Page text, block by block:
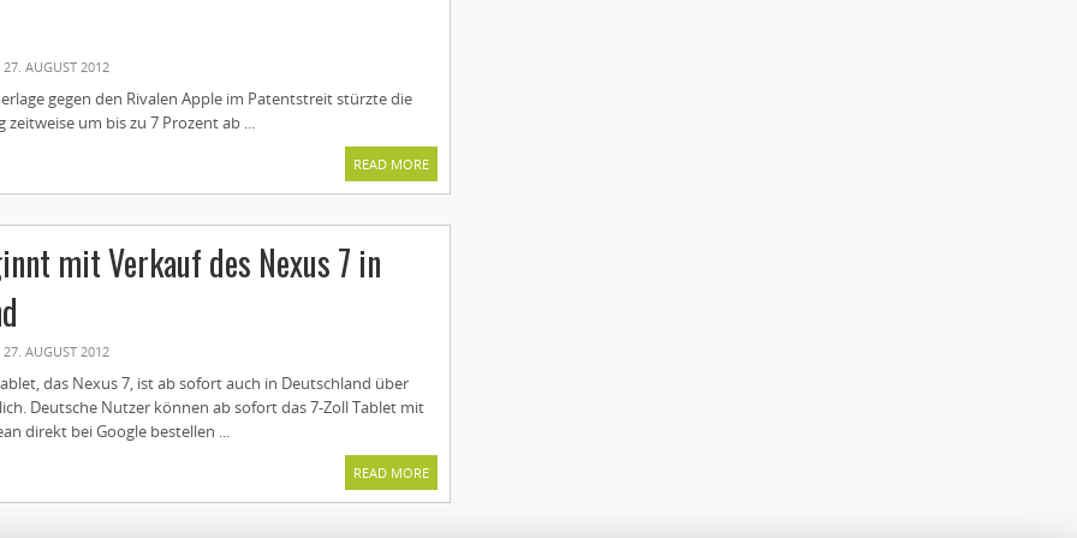
27. AUGUST 2012
gegen den Rivalen Apple im Patentstreit stürzte die
zeitweise um bis zu 7 Prozent ab ...
READ MORE
mit Verkauf des Nexus 7 in
27. AUGUST 2012
das Nexus 7, ist ab sofort auch in Deutschland über
Deutsche Nutzer können ab sofort das 7-Zoll Tablet mit
direkt bei Google bestellen ...
READ MORE